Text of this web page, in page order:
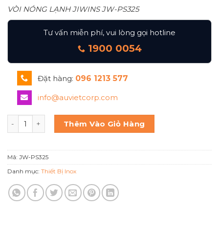
VÒI NÓNG LẠNH JIWINS JW-PS325
Tư vấn miễn phí, vui lòng gọi hotline
1900 0054
Đặt hàng: 096 1213 577
info@auvietcorp.com
Vòi Nóng Lạnh Jiwins Jw-Ps325 số lượng
Thêm Vào Giỏ Hàng
Mã: JW-PS325
Danh mục: Thiết Bị Inox